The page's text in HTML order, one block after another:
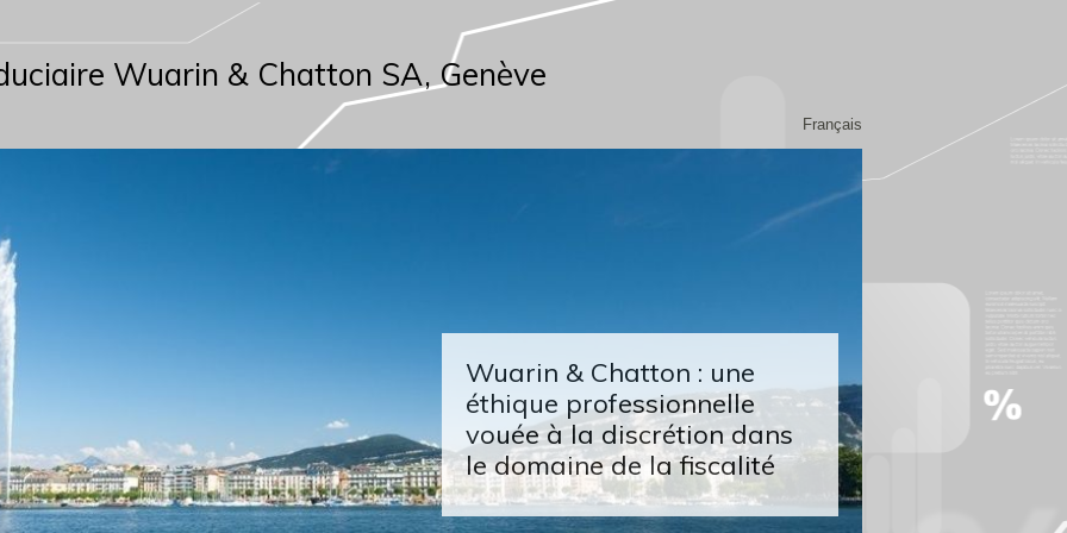
Français
Wuarin & Chatton SA, Genève
Wuarin & Chatton : une
éthique professionnelle
vouée à la discrétion dans
le domaine de la fiscalité